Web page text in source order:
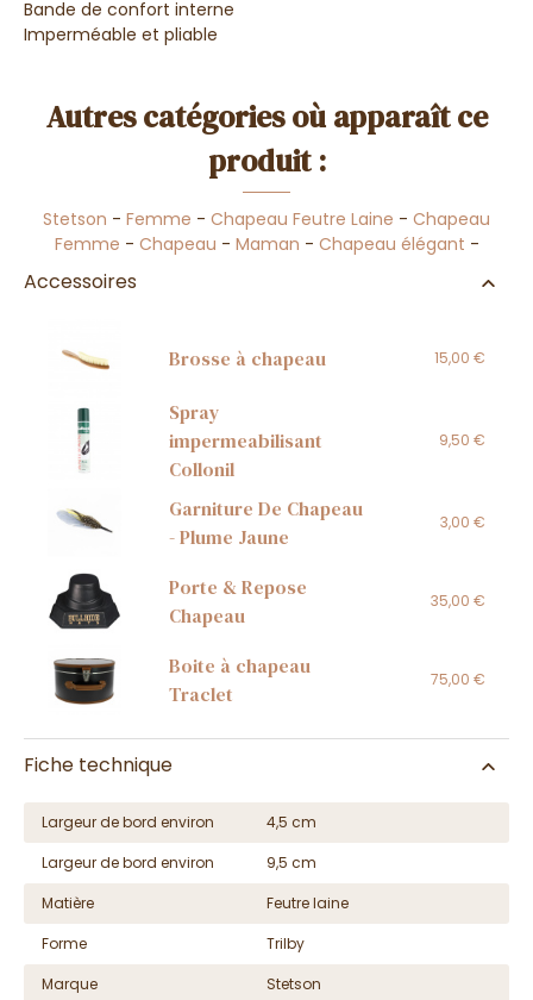
Bande de confort interne
Imperméable et pliable
Autres catégories où apparaît ce
produit :
Stetson - Femme - Chapeau Feutre Laine - Chapeau
Femme - Chapeau - Maman - Chapeau élégant -
Accessoires
Brosse à chapeau 15,00 €
Spray
impermeabilisant
Collonil
9,50 €
Garniture De Chapeau
- Plume Jaune
3,00 €
Porte & Repose
Chapeau
35,00 €
Boite à chapeau
Traclet
75,00 €
Fiche technique
Largeur de bord environ
4,5 cm
Largeur de bord environ
9,5 cm
Matière
Feutre laine
Forme
Trilby
Marque
Stetson